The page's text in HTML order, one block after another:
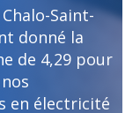
Saint-
donné la
de 4,29 pour
en électricité